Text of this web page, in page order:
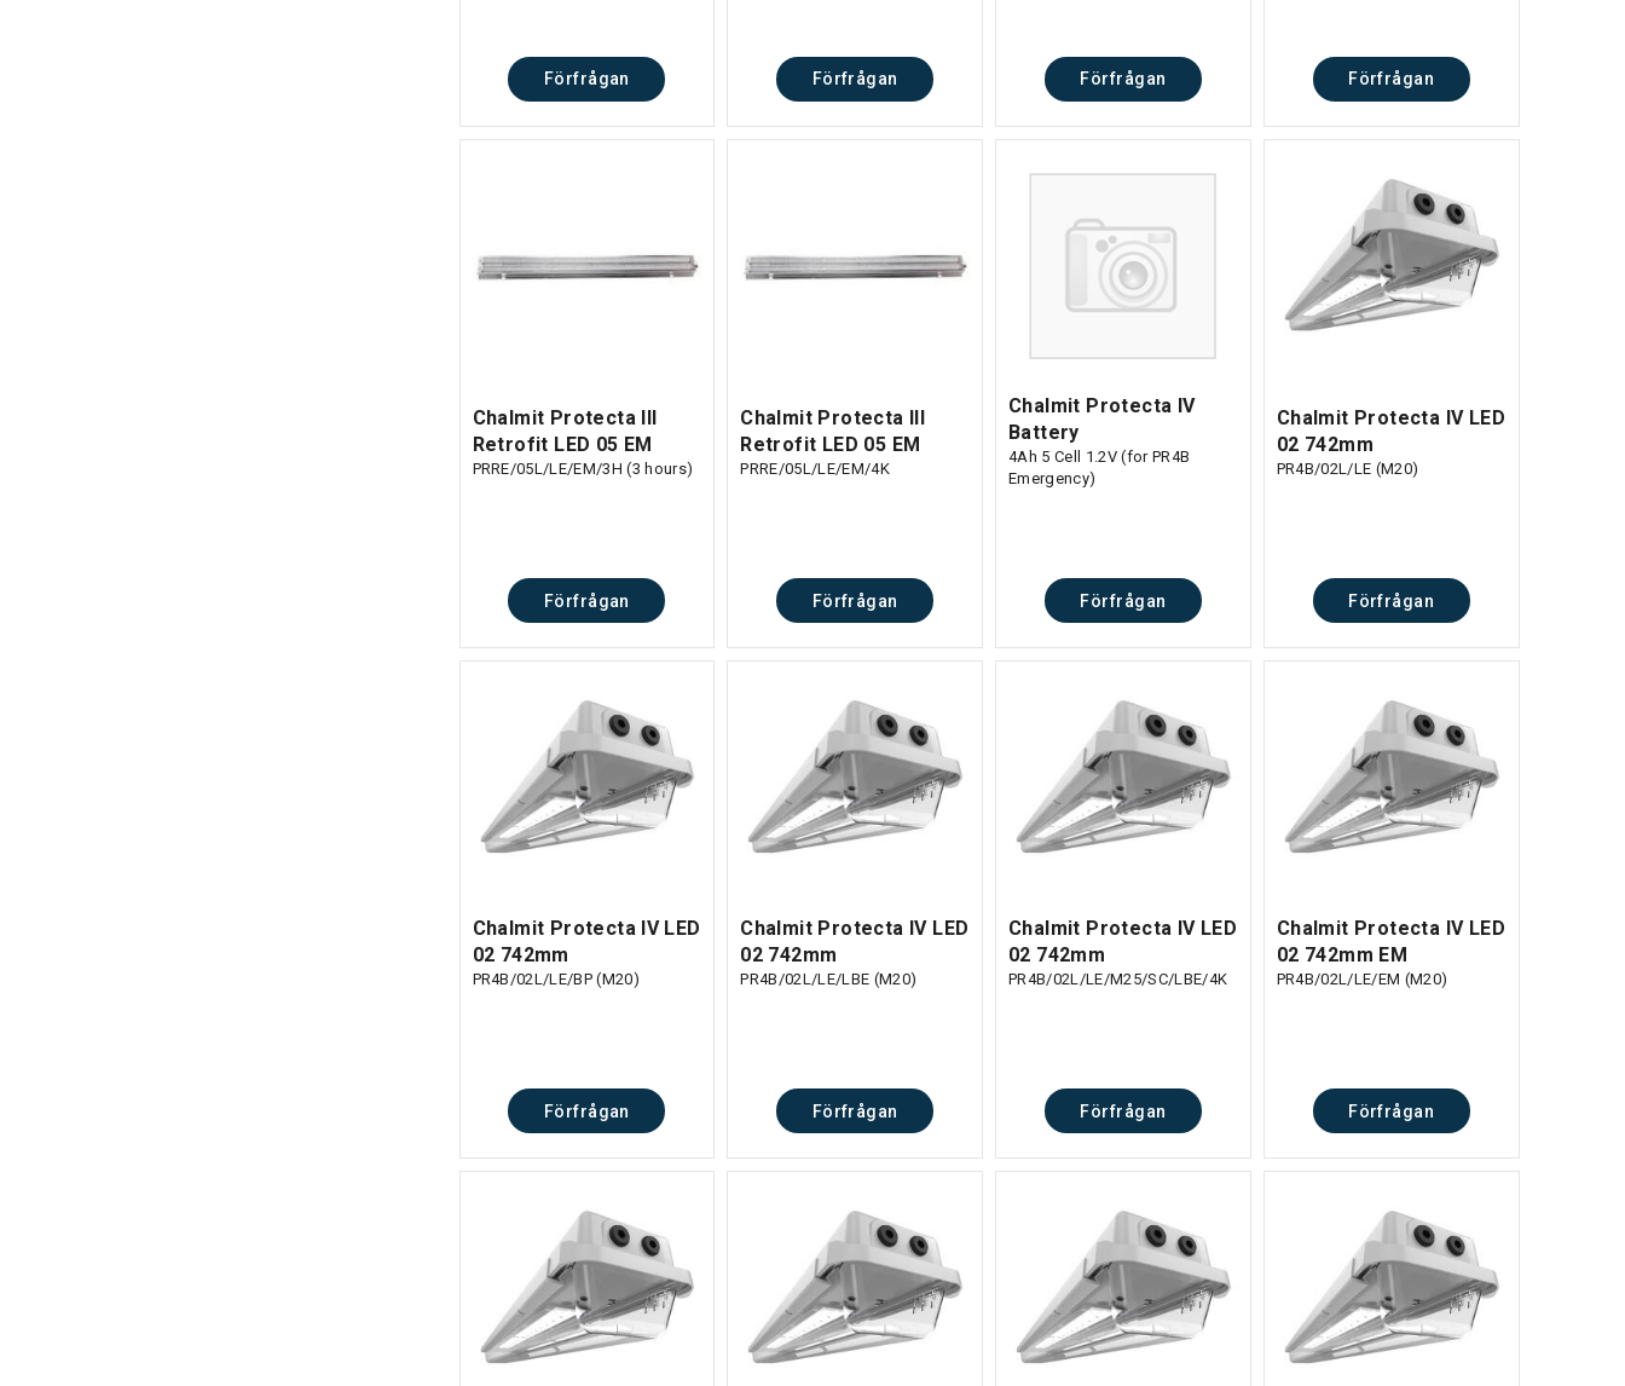
Förfrågan Förfrågan Förfrågan Förfrågan
Chalmit Protecta III
Retrofit LED 05 EM
PRRE/05L/LE/EM/3H (3 hours)
Förfrågan
Chalmit Protecta III
Retrofit LED 05 EM
PRRE/05L/LE/EM/4K
Förfrågan
Chalmit Protecta IV
Battery
4Ah 5 Cell 1.2V (for PR4B
Emergency)
Förfrågan
Chalmit Protecta IV LED
02 742mm
PR4B/02L/LE (M20)
Förfrågan
Chalmit Protecta IV LED
02 742mm
PR4B/02L/LE/BP (M20)
Förfrågan
Chalmit Protecta IV LED
02 742mm
PR4B/02L/LE/LBE (M20)
Förfrågan
Chalmit Protecta IV LED
02 742mm
PR4B/02L/LE/M25/SC/LBE/4K
Förfrågan
Chalmit Protecta IV LED
02 742mm EM
PR4B/02L/LE/EM (M20)
Förfrågan